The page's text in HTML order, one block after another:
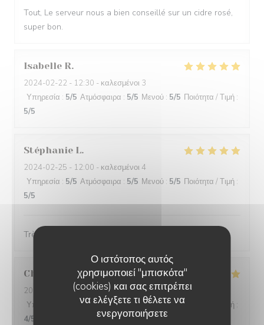
Ο ιστότοπος αυτός
χρησιμοποιεί "μπισκότα"
(cookies) και σας επιτρέπει
να ελέγξετε τι θέλετε να
ενεργοποιήσετε
Tout, Le serveur nous a bien conseillé sur un cidre rosé,
super bon.
Isabelle R
2024-02-22 - 12:30 - καλεσμένοι 3
Υπηρεσία : 5/5 Ατμόσφαιρα : 5/5 Μενού : 5/5 Ποιότητα / Τιμή :
5/5
Stéphanie L
2024-02-25 - 12:00 - καλεσμένοι 4
Υπηρεσία : 5/5 Ατμόσφαιρα : 5/5 Μενού : 5/5 Ποιότητα / Τιμή :
5/5
Très belle présentation et très bon produit
Christine D
2024-02-25
- 18:45 - καλεσμένοι 3
Υπηρεσία
Ατμόσφαιρα:4 /5 Μενού:5 /5 Ποιότητα / Τιμή :
4/5